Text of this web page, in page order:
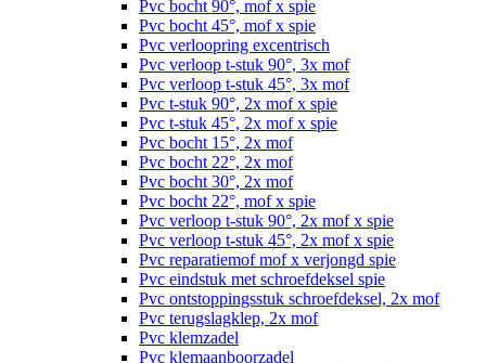
Pvc bocht 90°, mof x spie
Pvc bocht 45°, mof x spie
Pvc verloopring excentrisch
Pvc verloop t-stuk 90°, 3x mof
Pvc verloop t-stuk 45°, 3x mof
Pvc t-stuk 90°, 2x mof x spie
Pvc t-stuk 45°, 2x mof x spie
Pvc bocht 15°, 2x mof
Pvc bocht 22°, 2x mof
Pvc bocht 30°, 2x mof
Pvc bocht 22°, mof x spie
Pvc verloop t-stuk 90°, 2x mof x spie
Pvc verloop t-stuk 45°, 2x mof x spie
Pvc reparatiemof mof x verjongd spie
Pvc eindstuk met schroefdeksel spie
Pvc ontstoppingsstuk schroefdeksel, 2x mof
Pvc terugslagklep, 2x mof
Pvc klemzadel
Pvc klemaanboorzadel